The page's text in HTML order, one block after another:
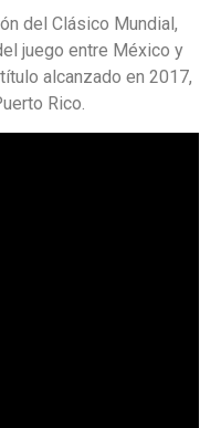
del Clásico Mundial,
juego entre México y
alcanzado en 2017,
Rico.